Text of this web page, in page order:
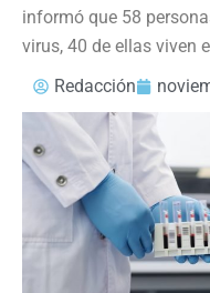
informó que 58
virus, 40 de ellas viven
Redacción